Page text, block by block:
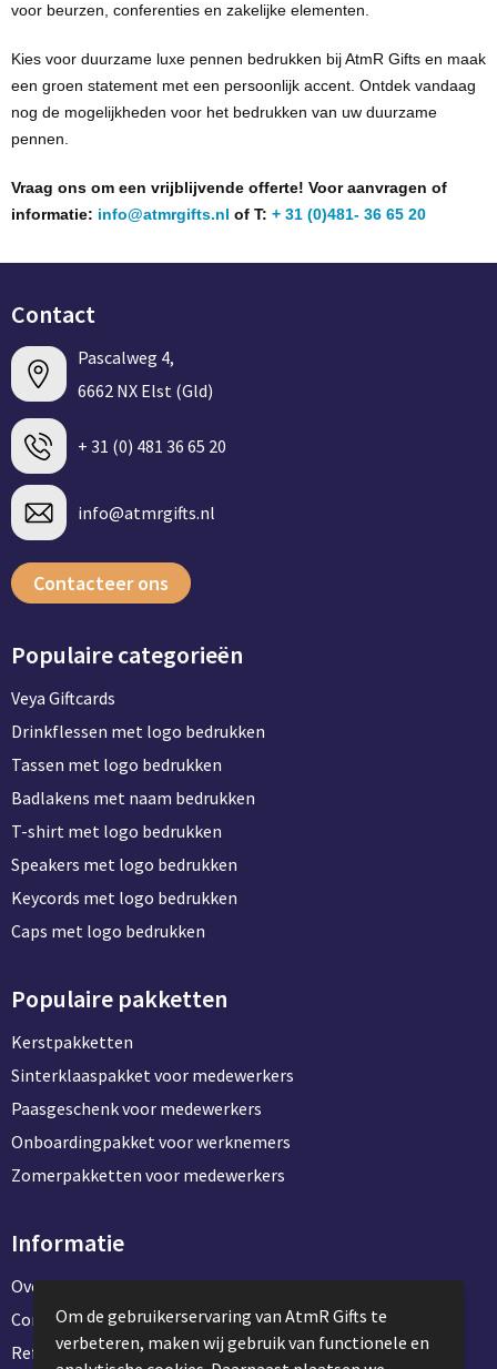
voor beurzen, conferenties en zakelijke elementen.
Kies voorduurzame luxe pennen bedrukken bijAtmRGifts en maak
een groen statement met een persoonlijk accent. Ontdek vandaag
nog de mogelijkheden voor het bedrukken van uw duurzame
pennen.
Vraag ons om een vrijblijvende offerte! Voor aanvragen of
informatie: info@atmrgifts.nl of T: + 31 (0)481- 36 65 20
Contact
Pascalweg 4,
6662 NX Elst (Gld)
+ 31 (0) 481 36 65 20
info@atmrgifts.nl
Contacteer ons
Populaire categorieën
Veya Giftcards
Drinkflessen met logo bedrukken
Tassen met logo bedrukken
Badlakens met naam bedrukken
T-shirt met logo bedrukken
Speakers met logo bedrukken
Keycords met logo bedrukken
Caps met logo bedrukken
Populaire pakketten
Kerstpakketten
Sinterklaaspakket voor medewerkers
Paasgeschenk voor medewerkers
Onboardingpakket voor werknemers
Zomerpakketten voor medewerkers
Informatie
Over ons
Contact en klantenservice
Referentie projecten
Om de gebruikerservaring van AtmR Gifts te
verbeteren, maken wij gebruik van functionele en